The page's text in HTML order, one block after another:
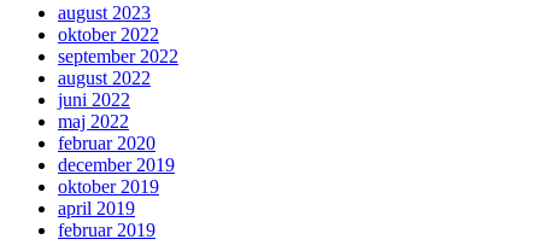
august 2023
oktober 2022
september 2022
august 2022
juni 2022
maj 2022
februar 2020
december 2019
oktober 2019
april 2019
februar 2019